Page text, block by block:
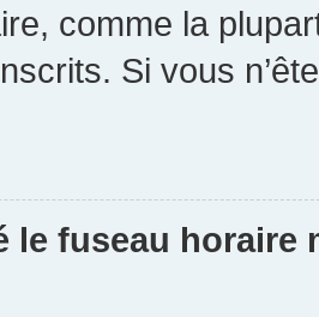
comme la
Si vous
le fuseau horaire